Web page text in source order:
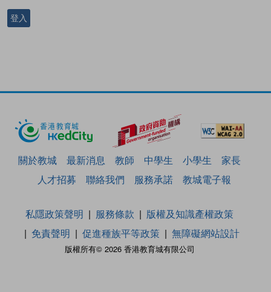
登入
關於教城 最新消息 教師 中學生 小學生
家長
人才招募
聯絡我們 服務承諾 教城電子報
版權所有© 2026 香港教育城有限公司
私隱政策聲明 服務條款
版權及知識產權政策
免責聲明
促進種族平等政策 無障礙網站設計